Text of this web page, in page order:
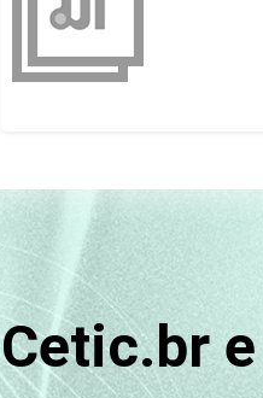
Cetic.br